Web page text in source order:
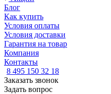
Блог
Как купить
Условия оплаты
Условия доставки
Гарантия на товар
Компания
Контакты
8 495 150 32 18
Заказать звонок
Задать вопрос